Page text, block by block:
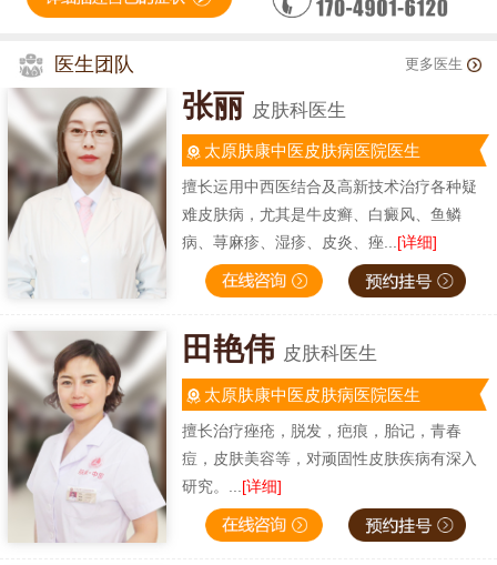
医生团队 更多医生
张丽 皮肤科医生
太原肤康中医皮肤病医院医生
擅长运用中西医结合及高新技术治疗各种疑
难皮肤病，尤其是牛皮癣、白癜风、鱼鳞
病、荨麻疹、湿疹、皮炎、痤... [详细]
田艳伟 皮肤科医生
太原肤康中医皮肤病医院医生
擅长治疗痤疮，脱发，疤痕，胎记，青春
痘，皮肤美容等，对顽固性皮肤疾病有深入
研究。... [详细]